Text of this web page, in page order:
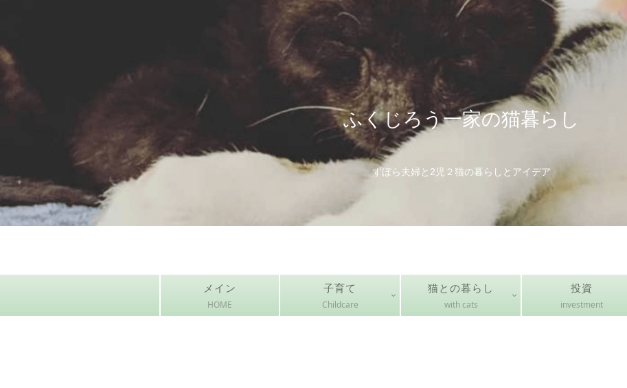
ふくじろう一家の猫暮らし
ずぼら夫婦と2児２猫の暮らしとアイデア
メイン
HOME
子育て
Childcare
猫との暮らし
with cats
投資
investment